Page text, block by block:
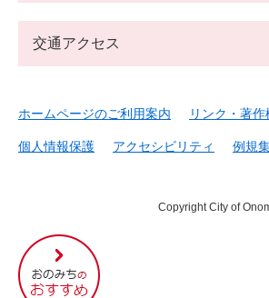
尾
道
市
交通アクセス
ホームページのご利用案内 リンク・著
個人情報保護 アクセシビリティ 例規
Copyright City of